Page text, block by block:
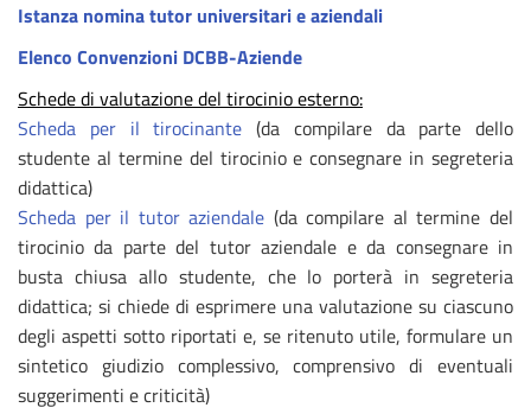
Istanza nomina tutor universitari e aziendali
Elenco Convenzioni DCBB-Aziende
Schede di valutazione del tirocinio esterno:
Scheda per il tirocinante (da compilare da parte dello
studente al termine del tirocinio e consegnare in segreteria
didattica)
Scheda per il tutor aziendale (da compilare al termine del
tirocinio da parte del tutor aziendale e da consegnare in
busta chiusa allo studente, che lo porterà in segreteria
didattica; si chiede di esprimere una valutazione su ciascuno
degli aspetti sotto riportati e, se ritenuto utile, formulare un
sintetico giudizio complessivo, comprensivo di eventuali
suggerimenti e criticità)